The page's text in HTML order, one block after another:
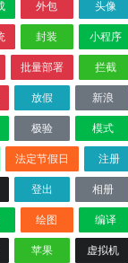
外包 头像
封装 小程序
批量部署 拦截
放假 新浪
极验 模式
法定节假日 注册
登出 相册
绘图 编译
苹果 虚拟机